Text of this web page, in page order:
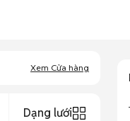
Xem Cửa hàng
Dạng lưới